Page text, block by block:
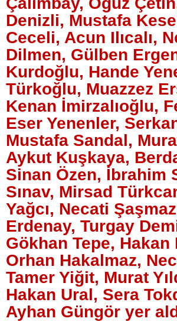
Denizli, Mustafa
Ceceli, Acun Ilıcalı,
Dilmen, Gülben
Kurdoğlu, Hande
Türkoğlu, Muazzez
Kenan İmirzalıoğlu,
Eser Yenenler,
Mustafa Sandal,
Aykut Kuşkaya,
Sinan Özen, İbrahim
Sınav, Mirsad
Yağcı, Necati
Erdenay, Turgay
Gökhan Tepe,
Orhan Hakalmaz,
Tamer Yiğit, Murat
Hakan Ural, Sera
Ayhan Güngör yer